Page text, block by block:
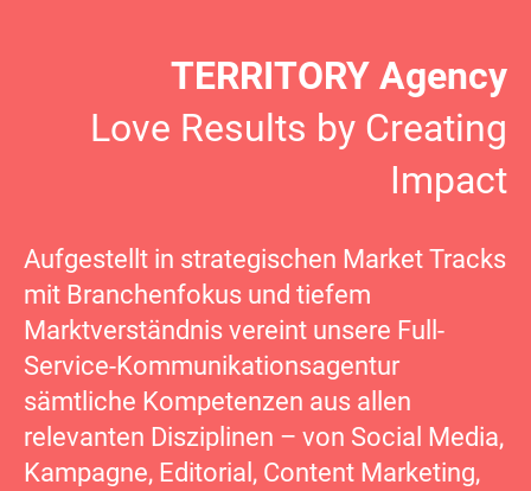
TERRITORY Agency
Love Results by Creating
Impact
Aufgestellt in strategischen Market Tracks
mit Branchenfokus und tiefem
Marktverständnis vereint unsere Full-
Service-Kommunikationsagentur
sämtliche Kompetenzen aus allen
relevanten Disziplinen – von Social Media,
Kampagne, Editorial, Content Marketing,